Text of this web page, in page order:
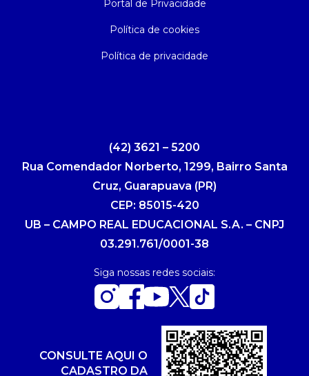
Portal de Privacidade
Política de cookies
Política de privacidade
(42) 3621 – 5200
Rua Comendador Norberto, 1299, Bairro Santa
Cruz, Guarapuava (PR)
CEP: 85015-420
UB – CAMPO REAL EDUCACIONAL S.A. – CNPJ
03.291.761/0001-38
Siga nossas redes sociais:
CONSULTE AQUI O
CADASTRO DA